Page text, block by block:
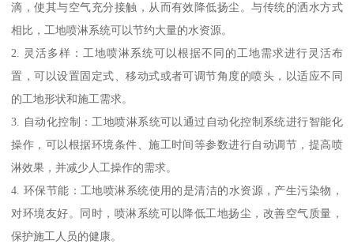
滴，使其与空气充分接触，从而有效降低扬尘。与传统的洒水方式
相比，工地喷淋系统可以节约大量的水资源。
2. 灵活多样：工地喷淋系统可以根据不同的工地需求进行灵活布
置，可以设置固定式、移动式或者可调节角度的喷头，以适应不同
的工地形状和施工需求。
3. 自动化控制：工地喷淋系统可以通过自动化控制系统进行智能化
操作，可以根据环境条件、施工时间等参数进行自动调节，提高喷
淋效果，并减少人工操作的需求。
4. 环保节能：工地喷淋系统使用的是清洁的水资源，产生污染物，
对环境友好。同时，喷淋系统可以降低工地扬尘，改善空气质量，
保护施工人员的健康。